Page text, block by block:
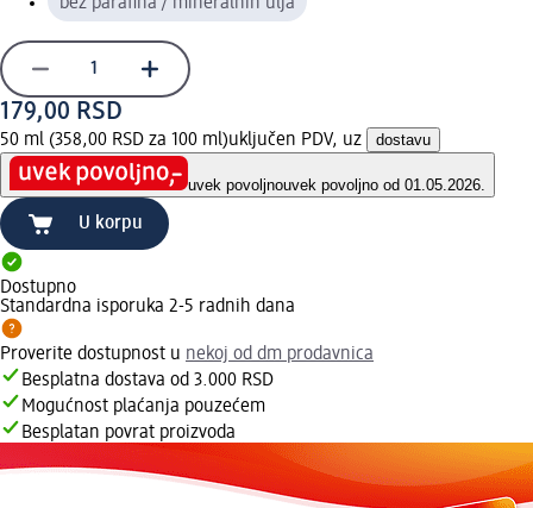
179,00 RSD
50 ml (358,00 RSD za 100 ml)uključen PDV, uz dostavu
uvek povoljnouvek povoljno od 01.05.2026.
U korpu
Dostupno
Standardna isporuka 2-5 radnih dana
Proverite dostupnost u nekoj od dm prodavnica
Besplatna dostava od 3.000 RSD
Mogućnost plaćanja pouzećem
Besplatan povrat proizvoda